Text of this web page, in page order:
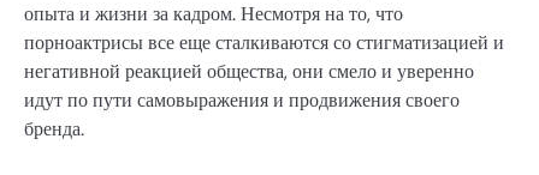
опыта и жизни за кадром. Несмотря на то, что
порноактрисы все еще сталкиваются со стигматизацией и
негативной реакцией общества, они смело и уверенно
идут по пути самовыражения и продвижения своего
бренда.